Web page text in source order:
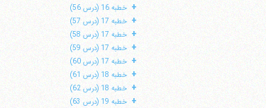
+ خطبه 16 (درس 56)
+ خطبه 17 (درس 57)
+ خطبه 17 (درس 58)
+ خطبه 17 (درس 59)
+ خطبه 17 (درس 60)
+ خطبه 18 (درس 61)
+ خطبه 18 (درس 62)
+ خطبه 19 (درس 63)